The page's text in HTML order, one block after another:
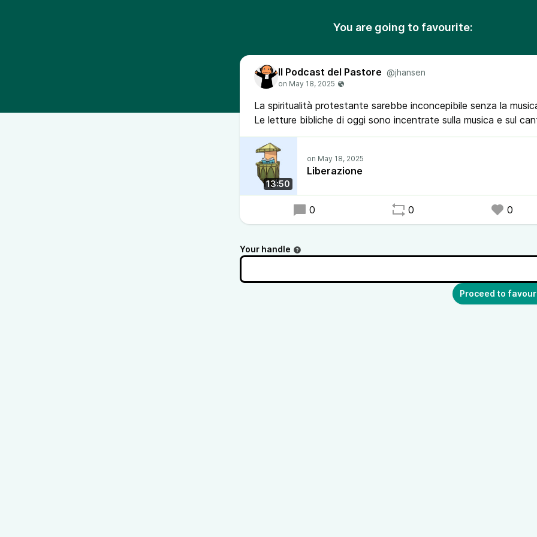
You are going to favourite:
Il Podcast del Pastore @jhansen
La spiritualità protestante sarebbe inconcepibile senza la
Le letture bibliche di oggi sono incentrate sulla musica e sul
13:50
Liberazione
0 0 0
Your handle
Proceed to